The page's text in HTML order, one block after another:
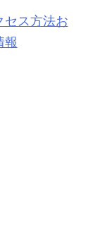
セス方法お
報